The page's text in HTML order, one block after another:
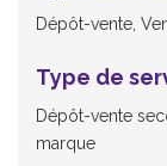
Dépôt-vente,
Type de
Dépôt-vente
marque